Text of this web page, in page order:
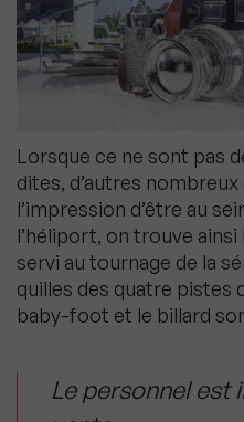
Lorsque ce ne sont pas
dites, d’autres
l’impression d’être au
l’héliport, on trouve ainsi
servi au tournage de la
quilles des quatre pistes
baby-foot et le billard
Le personnel est